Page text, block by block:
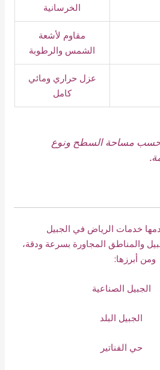
الخرسانية
مقاوم لأشعة
الشمس والرطوبة
عزل حراري ومائي
كامل
حسب مساحة السطح ونوع
خدمات الرياض في الجبيل
والمناطق المجاورة بسرعة ودقة،
ومن أبرزها:
الجبيل الصناعية
الجبيل البلد
حي الفناتير